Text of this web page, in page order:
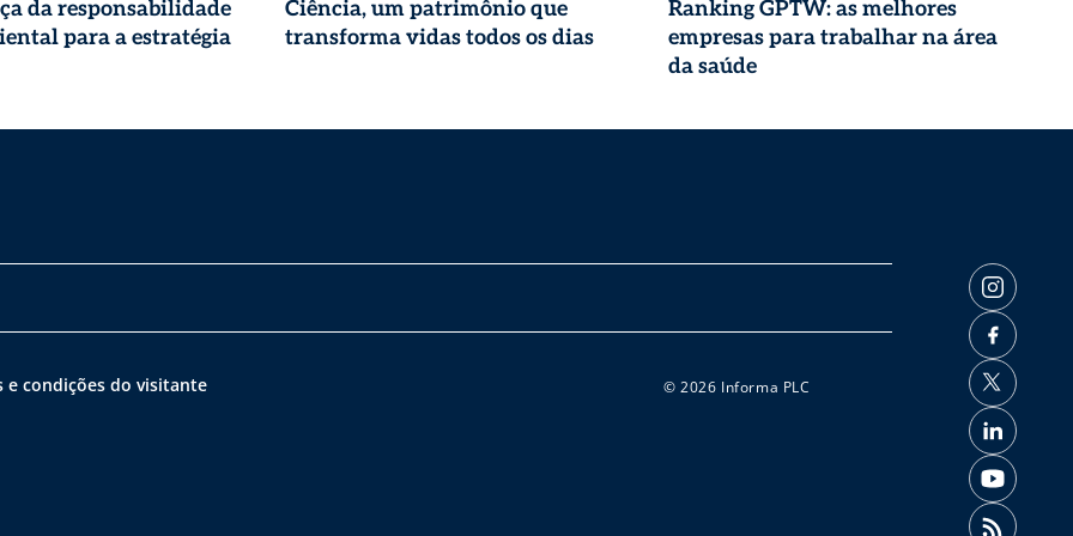
da responsabilidade
para a estratégia
Ciência, um patrimônio que
transforma vidas todos os dias
Ranking GPTW: as melhores
empresas para trabalhar na área
da saúde
e condições do visitante © 2026 Informa PLC